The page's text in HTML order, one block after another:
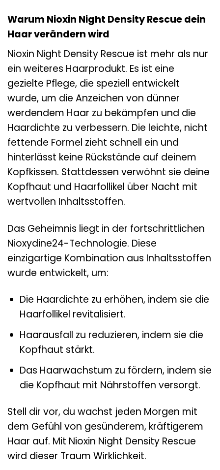
Warum Nioxin Night Density Rescue dein
Haar verändern wird
Nioxin Night Density Rescue ist mehr als nur
ein weiteres Haarprodukt. Es ist eine
gezielte Pflege, die speziell entwickelt
wurde, um die Anzeichen von dünner
werdendem Haar zu bekämpfen und die
Haardichte zu verbessern. Die leichte, nicht
fettende Formel zieht schnell ein und
hinterlässt keine Rückstände auf deinem
Kopfkissen. Stattdessen verwöhnt sie deine
Kopfhaut und Haarfollikel über Nacht mit
wertvollen Inhaltsstoffen.
Das Geheimnis liegt in der fortschrittlichen
Nioxydine24-Technologie. Diese
einzigartige Kombination aus Inhaltsstoffen
wurde entwickelt, um:
Die Haardichte zu erhöhen, indem sie die
Haarfollikel revitalisiert.
Haarausfall zu reduzieren, indem sie die
Kopfhaut stärkt.
Das Haarwachstum zu fördern, indem sie
die Kopfhaut mit Nährstoffen versorgt.
Stell dir vor, du wachst jeden Morgen mit
dem Gefühl von gesünderem, kräftigerem
Haar auf. Mit Nioxin Night Density Rescue
wird dieser Traum Wirklichkeit.